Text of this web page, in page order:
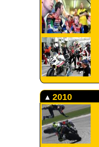
2010